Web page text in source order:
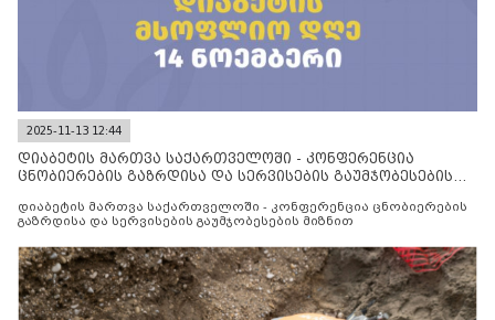
2025-11-13 12:44
დიაბეტის მართვა საქართველოში - კონფერენცია
ცნობიერების გაზრდისა და სერვისების გაუმჯობესების
დიაბეტის მართვა საქართველოში - კონფერენცია ცნობიერების
გაზრდისა და სერვისების გაუმჯობესების მიზნით